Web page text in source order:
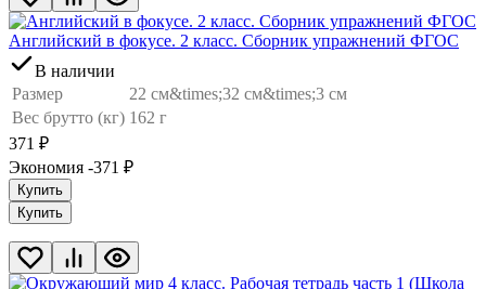
Английский в фокусе. 2 класс. Сборник упражнений ФГОС
В наличии
Размер
22 см&times;32 см&times;3 см
Вес брутто (кг) 162 г
371 ₽
Экономия -371 ₽
Купить
Купить